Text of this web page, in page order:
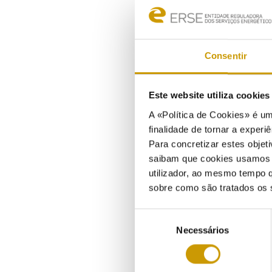
Consentir
Este website utiliza
A «Política de Cookies» é
finalidade de tornar a
Para concretizar estes
saibam que cookies
utilizador, ao mesmo tempo
sobre como são tratados os
consentimento
Necessários
do
Na
“O
Os